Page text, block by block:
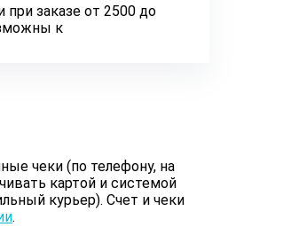
заказе от 2500 до
к
чеки (по телефону, на
картой и системой
курьер). Счет и чеки
.